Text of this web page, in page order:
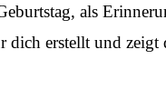
als
erstellt und